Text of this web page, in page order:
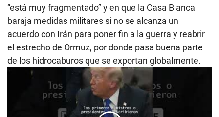
“está muy fragmentado” y en que la Casa Blanca
baraja medidas militares si no se alcanza un
acuerdo con Irán para poner fin a la guerra y reabrir
el estrecho de Ormuz, por donde pasa buena parte
de los hidrocaburos que se exportan globalmente.